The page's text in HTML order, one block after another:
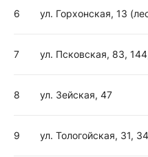
6 ул. Горхонская, 13
7 ул. Псковская, 83,
8 ул. Зейская, 47
9 ул. Тологойская, 31,